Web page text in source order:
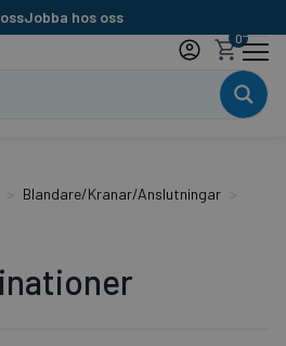
Jobba hos oss
0
Blandare/Kranar/Anslutningar